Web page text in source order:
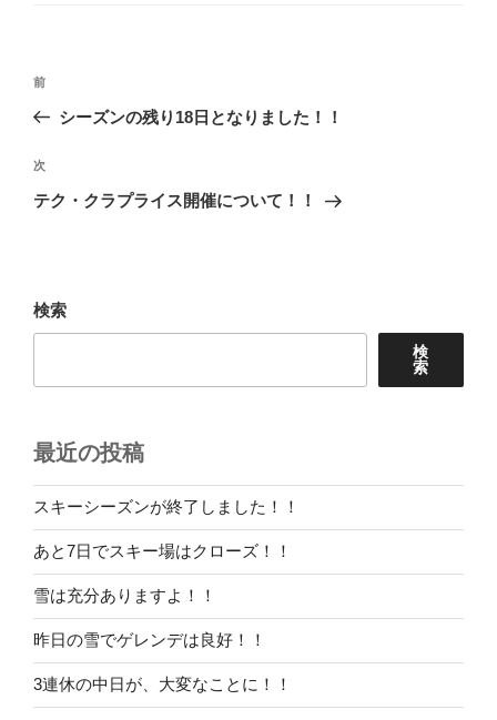
投
ビ
ゲ
ン
前
の
稿
前
シーズンの残り18日となりました！！
次
の
次
テク・クラプライス開催について！！
検索
検
索
最近の投稿
スキーシーズンが終了しました！！
あと7日でスキー場はクローズ！！
雪は充分ありますよ！！
昨日の雪でゲレンデは良好！！
3連休の中日が、大変なことに！！